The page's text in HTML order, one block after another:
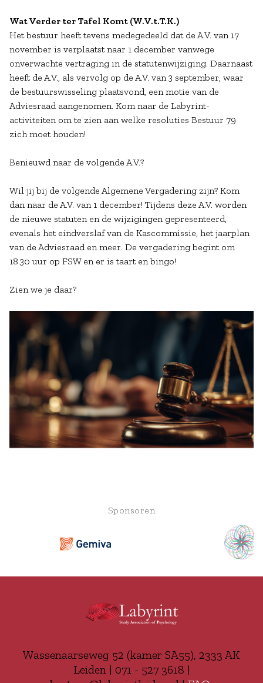
Wat Verder ter Tafel Komt (W.V.t.T.K.)
Het bestuur heeft tevens medegedeeld dat de A.V. van 17
november is verplaatst naar 1 december vanwege
onverwachte vertraging in de statutenwijziging. Daarnaast
heeft de A.V., als vervolg op de A.V. van 3 september, waar
de bestuurswisseling plaatsvond, een motie van de
Adviesraad aangenomen. Kom naar de Labyrint-
activiteiten om te zien aan welke resoluties Bestuur 79
zich moet houden!
Benieuwd naar de volgende A.V.?
Wil jij bij de volgende Algemene Vergadering zijn? Kom
dan naar de A.V. van 1 december! Tijdens deze A.V. worden
de nieuwe statuten en de wijzigingen gepresenteerd,
evenals het eindverslaf van de Kascommissie, het jaarplan
van de Adviesraad en meer. De vergadering begint om
18.30 uur op FSW en er is taart en bingo!
Zien we je daar?
Sponsoren
Wassenaarseweg 52 (kamer SA55), 2333 AK
Leiden | 071 - 527 3618 |